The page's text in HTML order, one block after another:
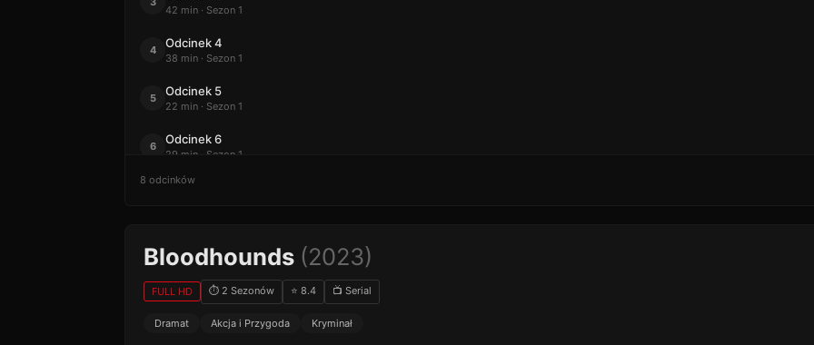
42 min · Sezon 1
4 Odcinek 4
38 min · Sezon 1
5 Odcinek 5
22 min · Sezon 1
6 Odcinek 6
29 min · Sezon 1
Odcinek 7
35 min · Sezon 1
8 odcinków
Bloodhounds (2023)
FULL HD ⏱ 2 Sezonów ⭐ 8.4 📺 Serial
Dramat Akcja i Przygoda Kryminał